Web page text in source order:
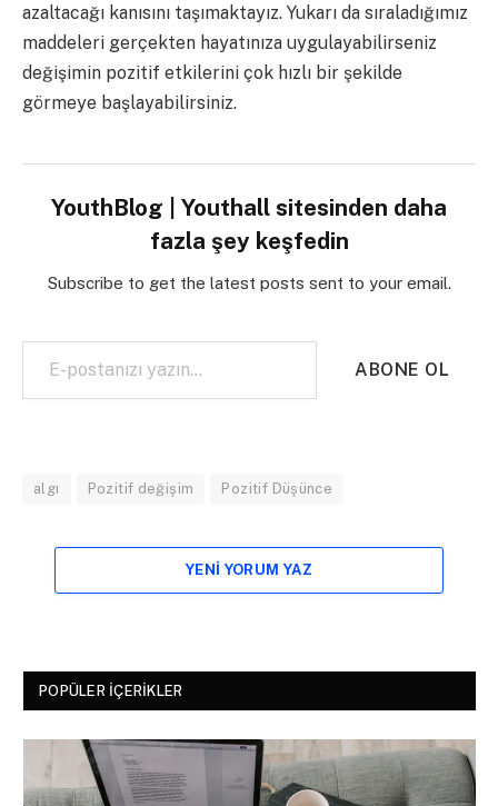
azaltacağı kanısını taşımaktayız. Yukarı da sıraladığımız
maddeleri gerçekten hayatınıza uygulayabilirseniz
değişimin pozitif etkilerini çok hızlı bir şekilde
görmeye başlayabilirsiniz.
YouthBlog | Youthall sitesinden daha
fazla şey keşfedin
Subscribe to get the latest posts sent to your email.
E-postanızı yazın…
ABONE OL
algı Pozitif değişim Pozitif Düşünce
YENI YORUM YAZ
POPÜLER İÇERIKLER